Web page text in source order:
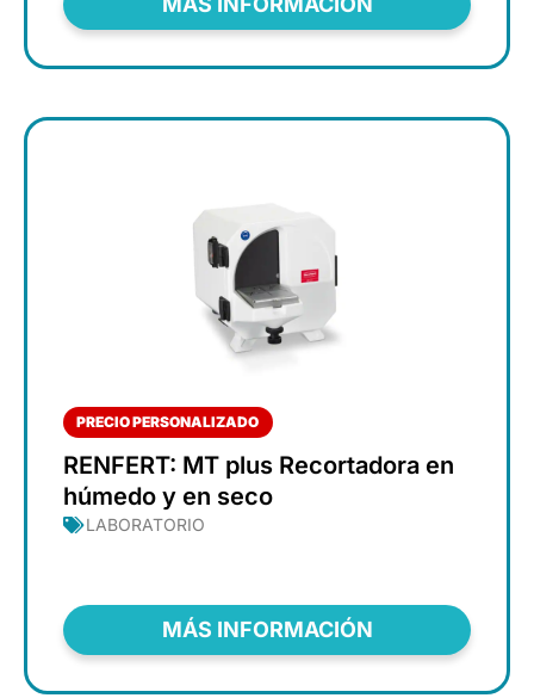
PRECIO PERSONALIZADO
RENFERT: MT plus Recortadora en
húmedo y en seco
LABORATORIO
MÁS INFORMACIÓN